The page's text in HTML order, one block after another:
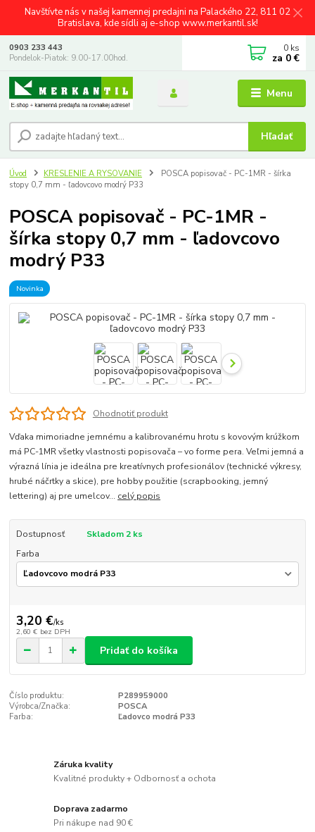
Navštívte nás v našej kamennej predajni na Palackého 22, 811 02
Bratislava, kde sídli aj e-shop www.merkantil.sk!
Menu
Hľadať
0903 233 443
Pondelok-Piatok: 9.00-17.00hod.
0 ks
za 0 €
Úvod KRESLENIE A RYSOVANIE
POSCA popisovač - PC-1MR - šírka
stopy 0,7 mm - ľadovcovo modrý P33
POSCA popisovač - PC-1MR -
šírka stopy 0,7 mm - ľadovcovo
modrý P33
Novinka
Ohodnotiť produkt
Vďaka mimoriadne jemnému a kalibrovanému hrotu s kovovým krúžkom
má PC-1MR všetky vlastnosti popisovača – vo forme pera. Veľmi jemná a
výrazná línia je ideálna pre kreatívnych profesionálov (technické výkresy,
hrubé náčrtky a skice), pre hobby použitie (scrapbooking, jemný
lettering) aj pre umelcov... celý popis
Dostupnosť
Skladom 2 ks
Farba
3,20 €/ks
2,60 € bez DPH
Pridať do košíka
Číslo produktu:
P289959000
Výrobca/Značka:
POSCA
Farba:
Ľadovco modrá P33
Záruka kvality
Kvalitné produkty + Odbornosť a ochota
Doprava zadarmo
Pri nákupe nad 90 €